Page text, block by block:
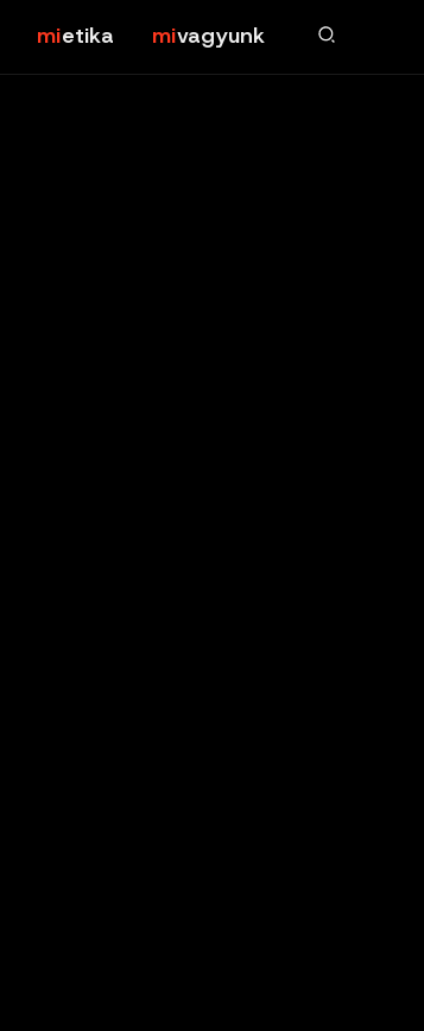
etika vagyunk